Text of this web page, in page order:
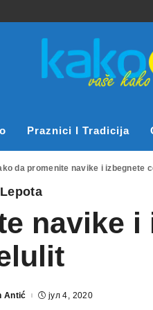
Praznici I Tradicija
da promenite navike i izbegnete
Lepota
navike i
Antić јул 4, 2020